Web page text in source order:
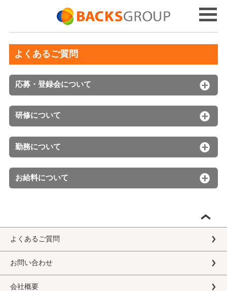
よくあるご質問
応募・登録会について
研修について
勤務について
お給料について
よくあるご質問
お問い合わせ
会社概要